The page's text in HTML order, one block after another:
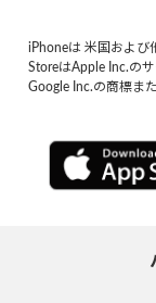
iPhoneは 米国および
StoreはApple Inc.の
Google Inc.の商標ま